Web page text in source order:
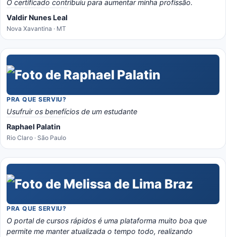
O certificado contribuiu para aumentar minha profissão.
Valdir Nunes Leal
Nova Xavantina · MT
PRA QUE SERVIU?
Usufruir os benefícios de um estudante
Raphael Palatin
Rio Claro · São Paulo
PRA QUE SERVIU?
O portal de cursos rápidos é uma plataforma muito boa que
permite me manter atualizada o tempo todo, realizando